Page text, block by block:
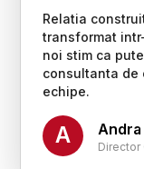
Relatia
transformat
noi stim ca
consultanta de
echipe.
A Director